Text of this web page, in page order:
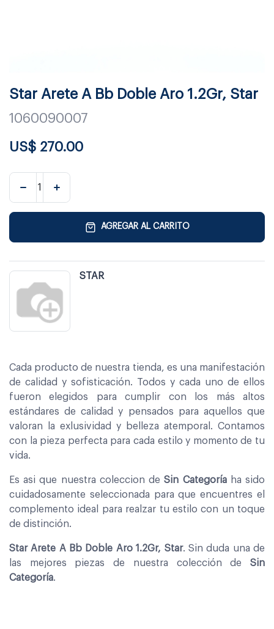
Star Arete A Bb Doble Aro 1.2Gr, Star
1060090007
US$ 270.00
AGREGAR AL CARRITO
STAR
Cada producto de nuestra tienda, es una manifestación
de calidad y sofisticación. Todos y cada uno de ellos
fueron elegidos para cumplir con los más altos
estándares de calidad y pensados para aquellos que
valoran la exlusividad y belleza atemporal. Contamos
con la pieza perfecta para cada estilo y momento de tu
vida.
Es asi que nuestra coleccion deSin Categoríaha sido
cuidadosamente seleccionada para que encuentres el
complemento ideal para realzar tu estilo con un toque
de distinción.
Star Arete A Bb Doble Aro 1.2Gr, Star. Sin duda una de
las mejores piezas de nuestra colección de Sin
Categoría.